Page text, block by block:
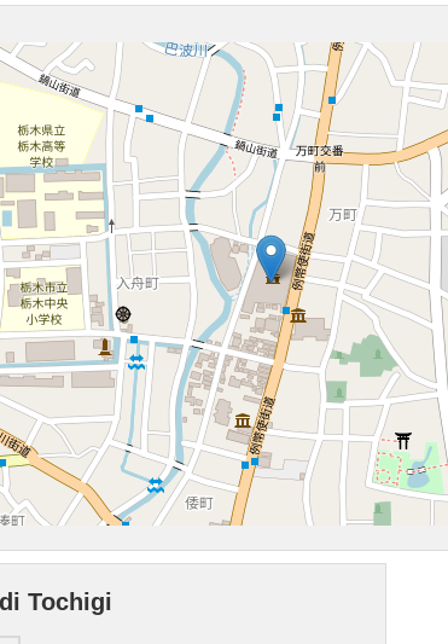
Tochigi